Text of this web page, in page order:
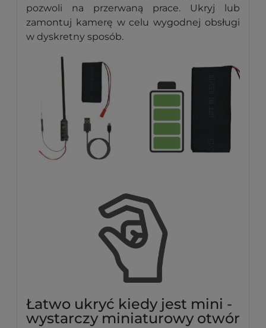
pozwoli na przerwaną prace. Ukryj lub
zamontuj kamerę w celu wygodnej obsługi
w dyskretny sposób.
Łatwo ukryć kiedy jest mini -
wystarczy miniaturowy otwór